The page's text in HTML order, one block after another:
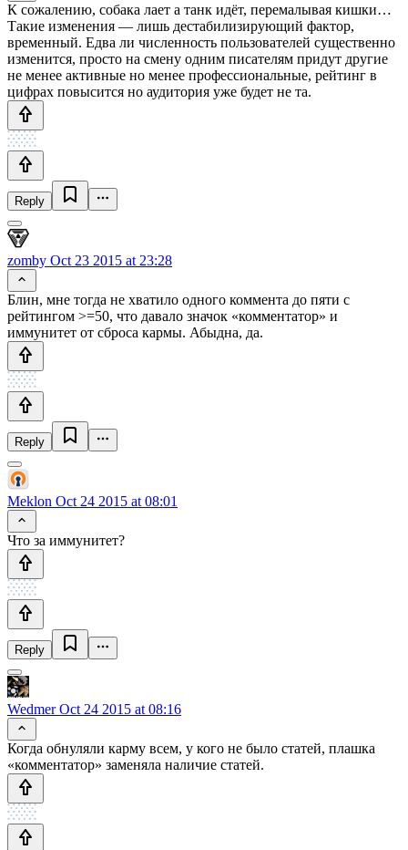
К сожалению, собака лает а танк идёт, перемалывая кишки…
Такие изменения — лишь дестабилизирующий фактор,
временный. Едва ли численность пользователей существенно
изменится, просто на смену одним писателям придут другие
не менее активные но менее профессиональные, рейтинг в
цифрах повысится но аудитория уже будет не та.
Reply
zomby Oct 23 2015 at 23:28
Блин, мне тогда не хватило одного коммента до пяти с
рейтингом >=50, что давало значок «комментатор» и
иммунитет от сброса кармы. Абыдна, да.
Reply
Meklon Oct 24 2015 at 08:01
Что за иммунитет?
Reply
WedmerOct 24 2015 at 08:16
Когда обнуляли карму всем, у кого не было статей, плашка
«комментатор» заменяла наличие статей.